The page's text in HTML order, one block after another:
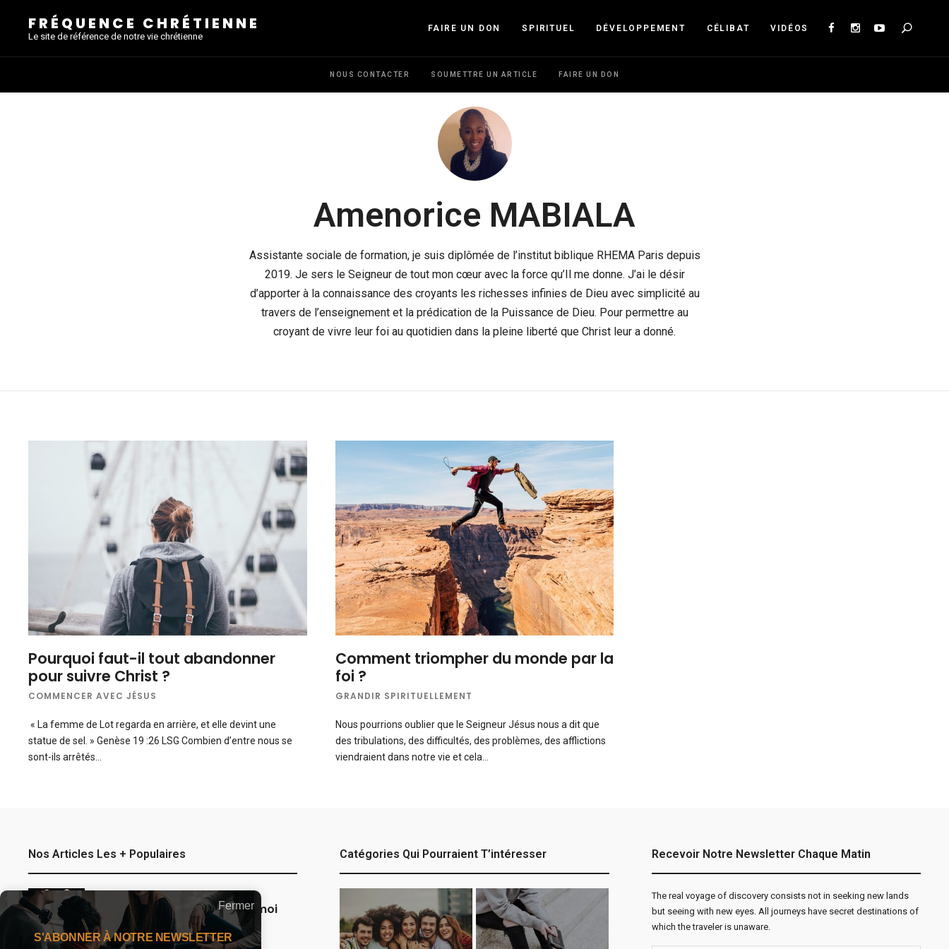
FRÉQUENCE CHRÉTIENNE
Le site de référence de notre vie chrétienne
FAIRE UN DON SPIRITUEL DÉVELOPPEMENT CÉLIBAT VIDÉOS
NOUS CONTACTER SOUMETTRE UN ARTICLE FAIRE UN DON
Amenorice MABIALA
Assistante sociale de formation, je suis diplômée de l’institut biblique RHEMA Paris depuis
2019. Je sers le Seigneur de tout mon cœur avec la force qu’Il me donne. J’ai le désir
d’apporter à la connaissance des croyants les richesses infinies de Dieu avec simplicité au
travers de l’enseignement et la prédication de la Puissance de Dieu. Pour permettre au
croyant de vivre leur foi au quotidien dans la pleine liberté que Christ leur a donné.
Pourquoi faut-il tout abandonner
pour suivre Christ ?
COMMENCER AVEC JÉSUS
« La femme de Lot regarda en arrière, et elle devint une
statue de sel. » Genèse 19 :26 LSG Combien d’entre nous se
sont-ils arrêtés…
Comment triompher du monde par la
foi ?
GRANDIR SPIRITUELLEMENT
Nous pourrions oublier que le Seigneur Jésus nous a dit que
des tribulations, des difficultés, des problèmes, des afflictions
viendraient dans notre vie et cela…
Nos Articles Les + Populaires
Seigneur, que ma famille et moi
restions sous Ta protection.
Catégories Qui Pourraient T’intéresser Recevoir Notre Newsletter Chaque Matin
The real voyage of discovery consists not in seeking new lands
but seeing with new eyes. All journeys have secret destinations of
which the traveler is unaware.
Fermer
S'ABONNER À NOTRE NEWSLETTER